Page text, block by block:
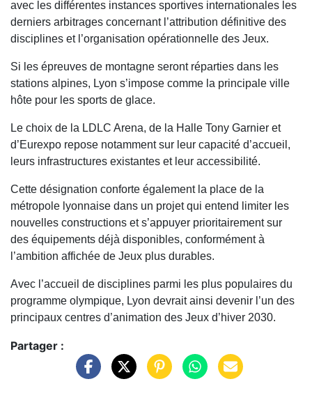
avec les différentes instances sportives internationales les
derniers arbitrages concernant l’attribution définitive des
disciplines et l’organisation opérationnelle des Jeux.
Si les épreuves de montagne seront réparties dans les
stations alpines, Lyon s’impose comme la principale ville
hôte pour les sports de glace.
Le choix de la LDLC Arena, de la Halle Tony Garnier et
d’Eurexpo repose notamment sur leur capacité d’accueil,
leurs infrastructures existantes et leur accessibilité.
Cette désignation conforte également la place de la
métropole lyonnaise dans un projet qui entend limiter les
nouvelles constructions et s’appuyer prioritairement sur
des équipements déjà disponibles, conformément à
l’ambition affichée de Jeux plus durables.
Avec l’accueil de disciplines parmi les plus populaires du
programme olympique, Lyon devrait ainsi devenir l’un des
principaux centres d’animation des Jeux d’hiver 2030.
Partager :